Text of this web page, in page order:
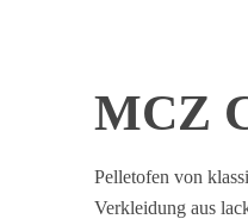
MCZ
Pelletofen von
Verkleidung aus